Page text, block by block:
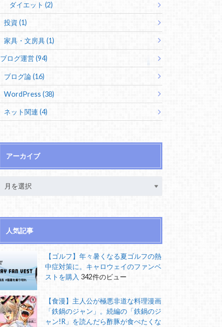
ダイエット (2)
投資 (1)
家具・文房具 (1)
ブログ運営 (94)
ブログ論 (16)
WordPress (38)
ネット関連 (4)
アーカイブ
人気記事
【ゴルフ】年々暑くなる夏ゴルフの熱
中症対策に。キャロウェイのファンベ
ストを購入 342件のビュー
【食漫】主人公が極悪非道な料理漫画
「鉄鍋のジャン」。続編の「鉄鍋のジ
ャン!R」を読んだら酢豚が食べたくな